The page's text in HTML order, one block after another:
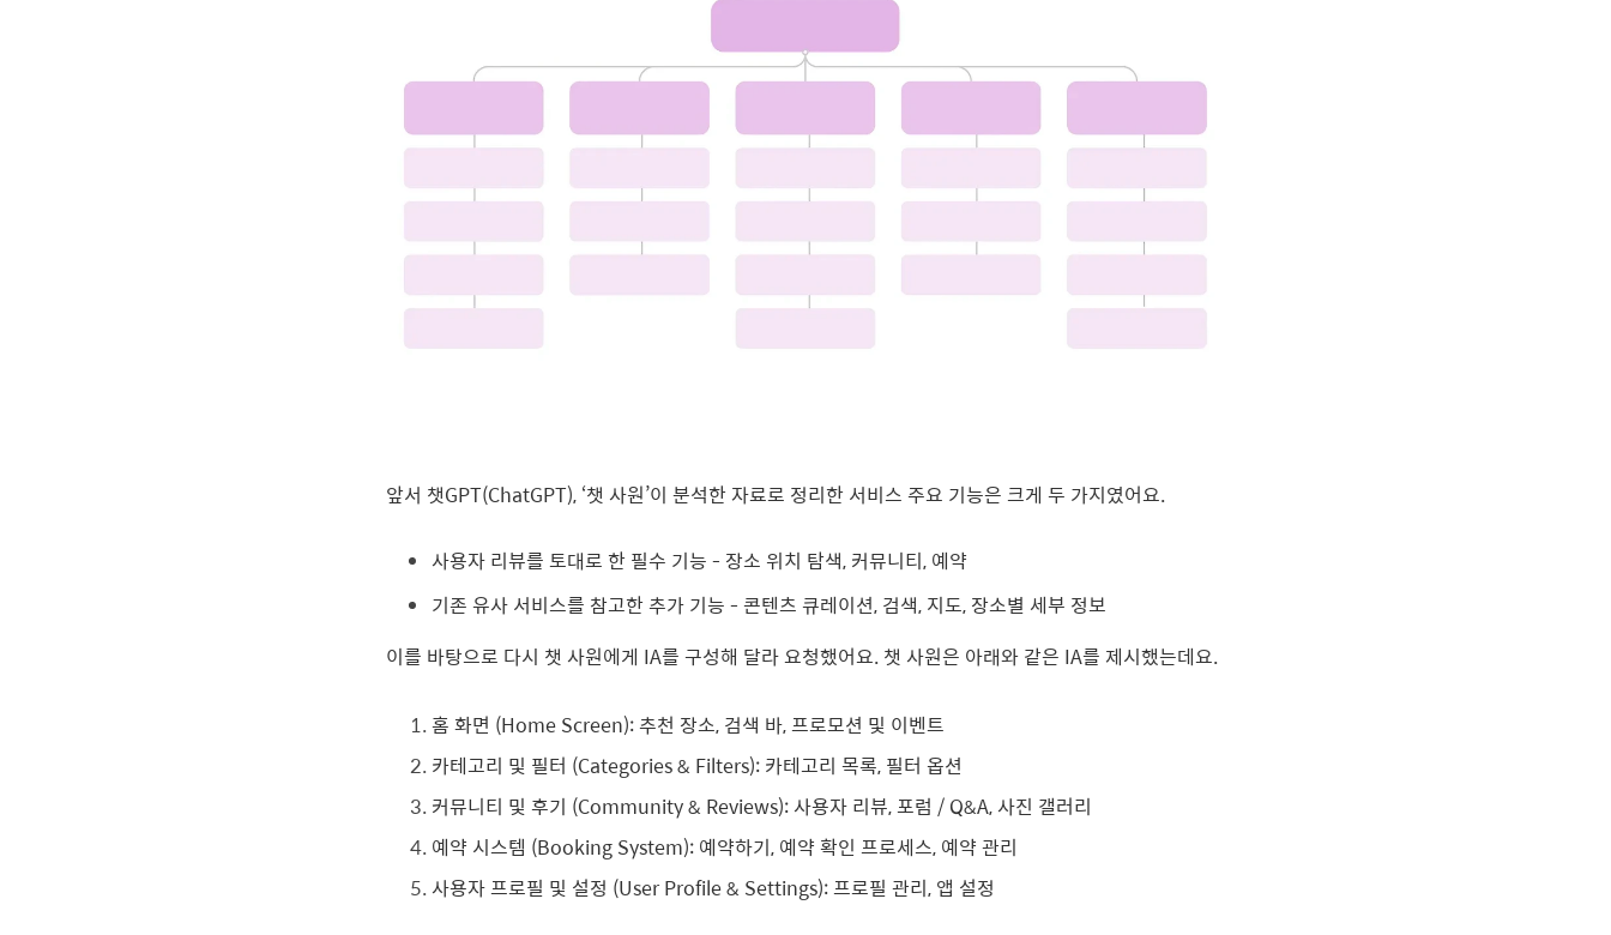
앞서 챗GPT(ChatGPT), ‘챗 사원’이 분석한 자료로 정리한 서비스 주요 기능은 크게 두 가지였어요.
사용자 리뷰를 토대로 한 필수 기능 - 장소 위치 탐색, 커뮤니티, 예약
기존 유사 서비스를 참고한 추가 기능 - 콘텐츠 큐레이션, 검색, 지도, 장소별 세부 정보
이를 바탕으로 다시 챗 사원에게 IA를 구성해 달라 요청했어요. 챗 사원은 아래와 같은 IA를 제시했는데요.
홈 화면 (Home Screen): 추천 장소, 검색 바, 프로모션 및 이벤트
카테고리 및 필터 (Categories & Filters): 카테고리 목록, 필터 옵션
커뮤니티 및 후기 (Community & Reviews): 사용자 리뷰, 포럼 / Q&A, 사진 갤러리
예약 시스템 (Booking System): 예약하기, 예약 확인 프로세스, 예약 관리
사용자 프로필 및 설정 (User Profile & Settings): 프로필 관리, 앱 설정